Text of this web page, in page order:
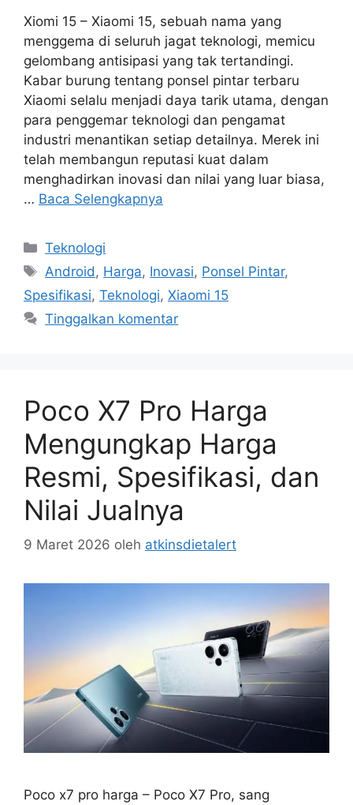
Xiomi 15 – Xiaomi 15, sebuah nama yang
menggema di seluruh jagat teknologi, memicu
gelombang antisipasi yang tak tertandingi.
Kabar burung tentang ponsel pintar terbaru
Xiaomi selalu menjadi daya tarik utama, dengan
para penggemar teknologi dan pengamat
industri menantikan setiap detailnya. Merek ini
telah membangun reputasi kuat dalam
menghadirkan inovasi dan nilai yang luar biasa,
… Baca Selengkapnya
Kategori
Teknologi
Tag
Android , Harga, Inovasi, Ponsel Pintar,
Spesifikasi, Teknologi, Xiaomi 15
Tinggalkan komentar
Poco X7 Pro Harga
Mengungkap Harga
Resmi, Spesifikasi, dan
Nilai Jualnya
9 Maret 2026 oleh atkinsdietalert
Poco x7 pro harga – Poco X7 Pro, sang